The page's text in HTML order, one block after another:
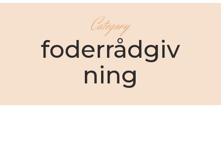
Category
foderrådgiv
ning